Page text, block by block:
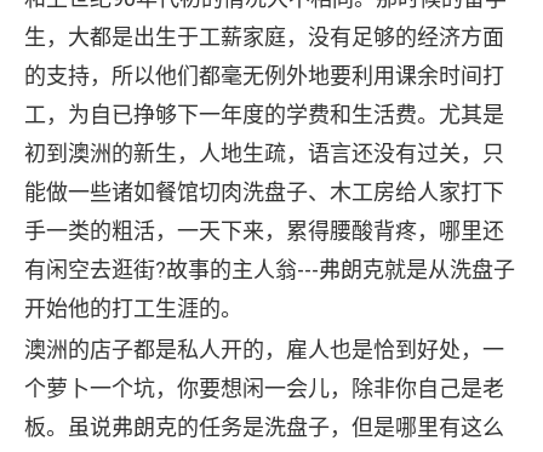
生，大都是出生于工薪家庭，没有足够的经济方面
的支持，所以他们都毫无例外地要利用课余时间打
工，为自已挣够下一年度的学费和生活费。尤其是
初到澳洲的新生，人地生疏，语言还没有过关，只
能做一些诸如餐馆切肉洗盘子、木工房给人家打下
手一类的粗活，一天下来，累得腰酸背疼，哪里还
有闲空去逛街?故事的主人翁---弗朗克就是从洗盘子
开始他的打工生涯的。
澳洲的店子都是私人开的，雇人也是恰到好处，一
个萝卜一个坑，你要想闲一会儿，除非你自己是老
板。虽说弗朗克的任务是洗盘子，但是哪里有这么